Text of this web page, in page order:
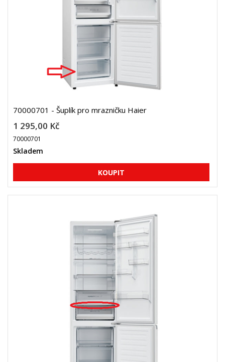
70000701 - Šuplík pro mrazničku Haier
1 295,00 Kč
70000701
Skladem